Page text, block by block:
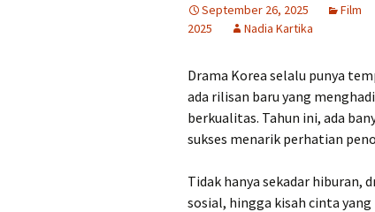
September 26, 2025 Film
2025
Nadia Kartika
Drama Korea selalu punya
ada rilisan baru yang
berkualitas. Tahun ini, ada
sukses menarik perhatian
Tidak hanya sekadar hiburan,
sosial, hingga kisah cinta